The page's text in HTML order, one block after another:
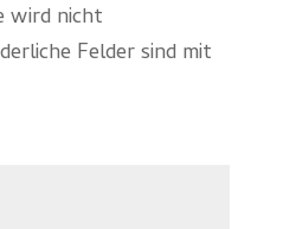
wird nicht
Felder sind mit